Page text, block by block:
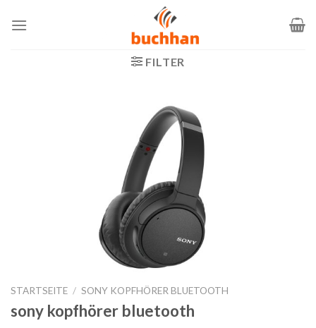
Inhalt
FILTER
STARTSEITE / SONY KOPFHÖRER BLUETOOTH
sony kopfhörer bluetooth